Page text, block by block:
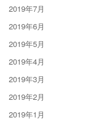
2019年7月
2019年6月
2019年5月
2019年4月
2019年3月
2019年2月
2019年1月